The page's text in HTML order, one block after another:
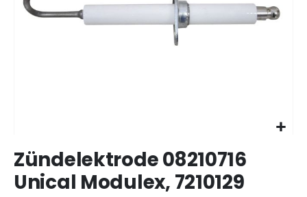
Anfang
Bildergalerie
Zündelektrode 08210716
Unical Modulex, 7210129